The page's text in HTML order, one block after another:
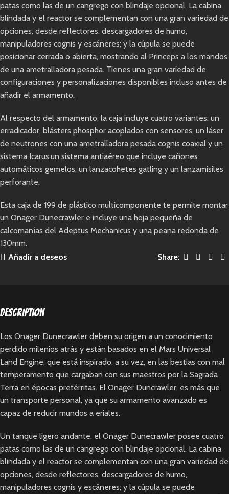
patas como las de un cangrego con blindaje opcional. La cabina
blindada y el reactor se complementan con una gran variedad de
opciones, desde reflectores, descargadores de humo,
manipuladores cognis y escáneres; y la cúpula se puede
posicionar cerrada o abierta, mostrando al Princeps a los mandos
de una ametralladora pesada. Tienes una gran variedad de
configuraciones y personalizaciones disponibles incluso antes de
añadir el armamento.
Al respecto del armamento, la caja incluye cuatro variantes: un
erradicador, blásters phosphor acoplados con sensores, un láser
de neutrones con una ametralladora pesada cognis coaxial y un
sistema Icarus:un sistema antiaéreo que incluye cañones
automáticos gemelos, un lanzacohetes gatling y un lanzamisiles
perforante.
Esta caja de 199 de plástico multicomponente te permite montar
un Onager Dunecrawler e incluye una hoja pequeña de
calcomanías del Adeptus Mechanicus y una peana redonda de
130mm.
Añadir a deseos
Share:
Description
Los Onager Dunecrawler deben su origen a un conocimiento
perdido milenios atrás y están basados en el Mars Universal
Land Engine, que está inspirado, a su vez, en las bestias con mal
temperamento que cargaban con sus maestros por la Sagrada
Terra en épocas pretérritas. El Onager Duncrawler, es más que
un transporte personal, ya que su armamento avanzado es
capaz de reducir mundos a eriales.
Un tanque ligero andante, el Onager Dunecrawler posee cuatro
patas como las de un cangrego con blindaje opcional. La cabina
blindada y el reactor se complementan con una gran variedad de
opciones, desde reflectores, descargadores de humo,
manipuladores cognis y escáneres; y la cúpula se puede